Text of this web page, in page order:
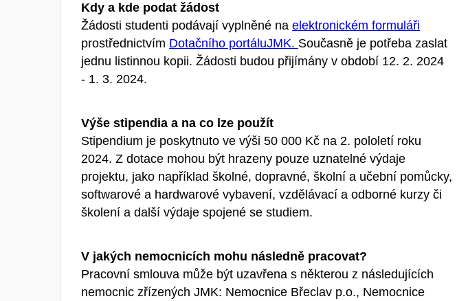
Kdy a kde podat žádost
Žádosti studenti podávají vyplněné na elektronickém formuláři
prostřednictvím Dotačního portáluJMK. Současně je potřeba zaslat
jednu listinnou kopii. Žádosti budou přijímány v období 12. 2. 2024
- 1. 3. 2024.
Výše stipendia a na co lze použít
Stipendium je poskytnuto ve výši 50 000 Kč na 2. pololetí roku
2024. Z dotace mohou být hrazeny pouze uznatelné výdaje
projektu, jako například školné, dopravné, školní a učební pomůcky,
softwarové a hardwarové vybavení, vzdělávací a odborné kurzy či
školení a další výdaje spojené se studiem.
V jakých nemocnicích mohu následně pracovat?
Pracovní smlouva může být uzavřena s některou z následujících
nemocnic zřízených JMK: Nemocnice Břeclav p.o., Nemocnice